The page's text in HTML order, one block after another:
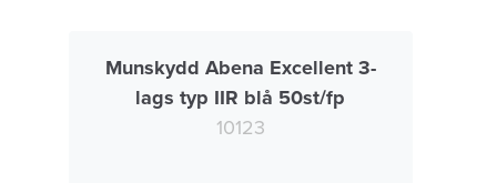
Munskydd Abena Excellent 3-
lags typ IIR blå 50st/fp
10123